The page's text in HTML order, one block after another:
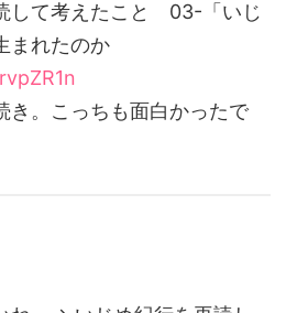
して考えたこと 03-「いじ
まれたのか
き。こっちも面白かったで